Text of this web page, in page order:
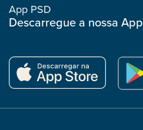
App PSD
Descarregue a nossa App